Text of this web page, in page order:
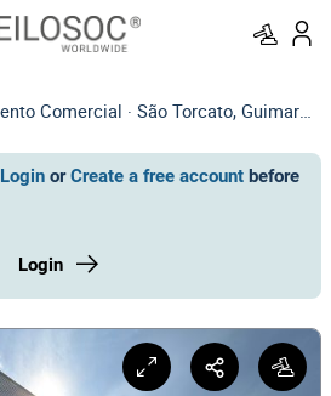
Estabelecimento Comercial · São Torcato, Guimarães
Login or Create a free account before
Login